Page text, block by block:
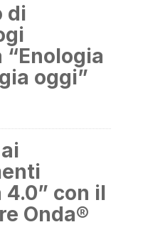
di
“Enologia
oggi”
con il
Onda®